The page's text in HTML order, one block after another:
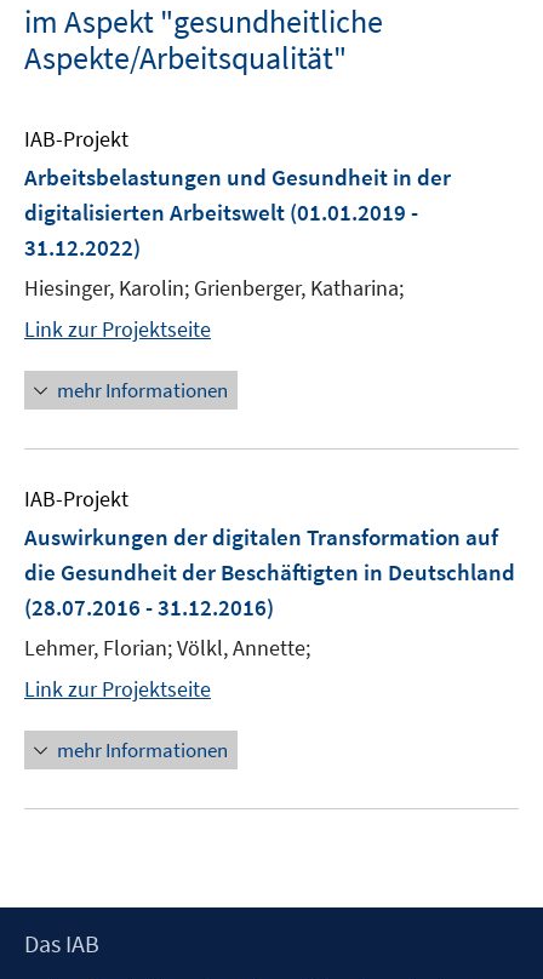
im Aspekt "gesundheitliche
Aspekte/Arbeitsqualität"
IAB-Projekt
Arbeitsbelastungen und Gesundheit in der
digitalisierten Arbeitswelt (01.01.2019 -
31.12.2022)
Hiesinger, Karolin; Grienberger, Katharina;
Link zur Projektseite
mehr Informationen
IAB-Projekt
Auswirkungen der digitalen Transformation auf
die Gesundheit der Beschäftigten in Deutschland
(28.07.2016 - 31.12.2016)
Lehmer, Florian; Völkl, Annette;
Link zur Projektseite
mehr Informationen
Footer
Das IAB